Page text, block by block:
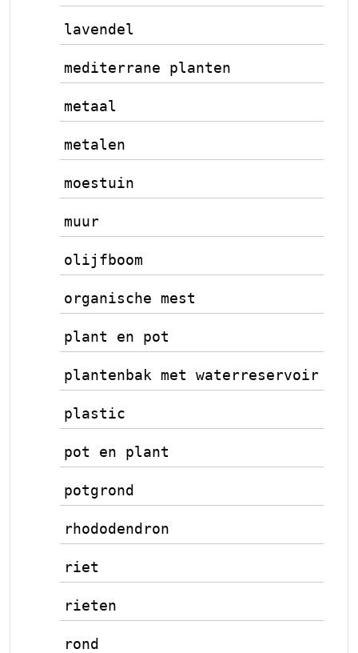
lavendel
mediterrane planten
metaal
metalen
moestuin
muur
olijfboom
organische mest
plant en pot
plantenbak met waterreservoir
plastic
pot en plant
potgrond
rhododendron
riet
rieten
rond